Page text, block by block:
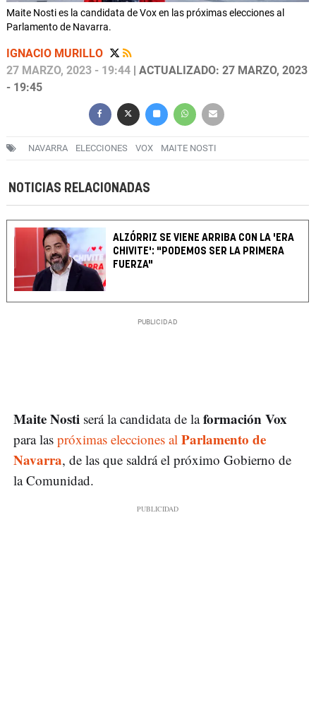
Maite Nosti es la candidata de Vox en las próximas elecciones al
Parlamento de Navarra.
IGNACIO MURILLO
27 MARZO, 2023 - 19:44 | ACTUALIZADO: 27 MARZO, 2023
- 19:45
NAVARRA ELECCIONES VOX MAITE NOSTI
NOTICIAS RELACIONADAS
ALZÓRRIZ SE VIENE ARRIBA CON LA 'ERA
CHIVITE': "PODEMOS SER LA PRIMERA
FUERZA"
Maite Nosti será la candidata de laformación Vox
para las próximas elecciones al Parlamento de
Navarra, de las que saldrá el próximo Gobierno de
la Comunidad.